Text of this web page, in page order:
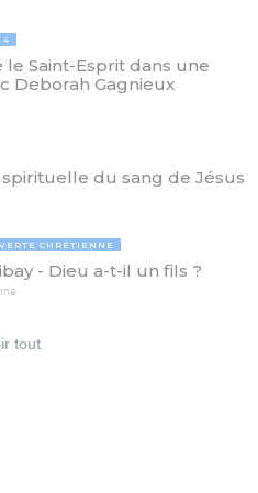
4
le Saint-Esprit dans une
Deborah Gagnieux
spirituelle du sang de Jésus
CHRÉTIENNE
- Dieu a-t-il un fils ?
tout